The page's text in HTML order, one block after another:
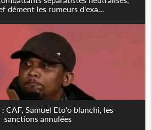
dément les rumeurs d'exa...
CAF, Samuel Eto'o blanchi, les
sanctions annulées